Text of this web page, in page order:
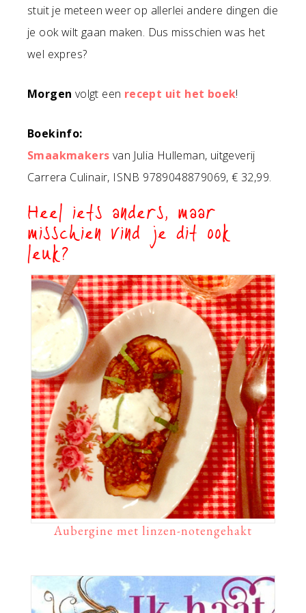
stuit je meteen weer op allerlei andere dingen die
je ook wilt gaan maken. Dus misschien was het
wel expres?
Morgen volgt een recept uit het boek!
Boekinfo:
Smaakmakers van Julia Hulleman, uitgeverij
Carrera Culinair, ISNB 9789048879069, € 32,99.
Heel iets anders, maar
misschien vind je dit ook
leuk?
Aubergine met linzen-notengehakt